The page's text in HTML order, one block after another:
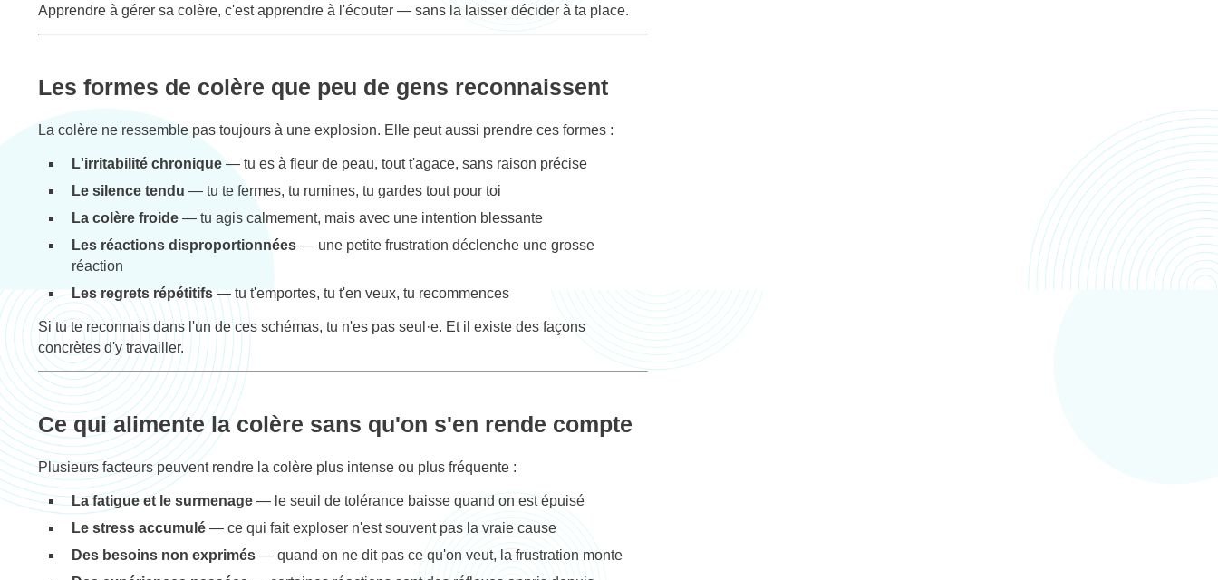
Apprendre à gérer sa colère, c'est apprendre à l'écouter — sans la laisser décider à ta place.
Les formes de colère que peu de gens reconnaissent
La colère ne ressemble pas toujours à une explosion. Elle peut aussi prendre ces formes :
L'irritabilité chronique— tu es à fleur de peau, tout t'agace, sans raison précise
Le silence tendu — tu te fermes, tu rumines, tu gardes tout pour toi
La colère froide— tu agis calmement, mais avec une intention blessante
Les réactions disproportionnées— une petite frustration déclenche une grosse
réaction
Les regrets répétitifs— tu t'emportes, tu t'en veux, tu recommences
Si tu te reconnais dans l'un de ces schémas, tu n'es pas seul·e. Et il existe des façons
concrètes d'y travailler.
Ce qui alimente la colère sans qu'on s'en rende compte
Plusieurs facteurs peuvent rendre la colère plus intense ou plus fréquente :
La fatigue et le surmenage— le seuil de tolérance baisse quand on est épuisé
Le stress accumulé— ce qui fait exploser n'est souvent pas la vraie cause
Des besoins non exprimés— quand on ne dit pas ce qu'on veut, la frustration monte